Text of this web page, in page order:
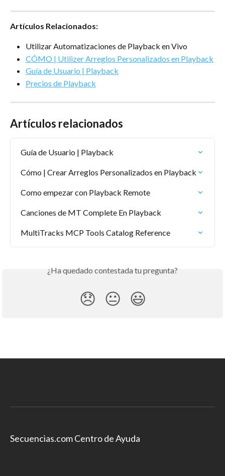
Artículos Relacionados:
Utilizar Automatizaciones de Playback en Vivo
CÓMO | Utilizer Arreglos Personalizados en Playback
Guía de Usuario | Playback
Precios de Playback
Artículos relacionados
Guía de Usuario | Playback
Cómo | Crear Arreglos Personalizados en Playback
Como empezar con Playback Remote
Canciones de MT Complete En Playback
MultiTracks MCP Tools Catalog Reference
¿Ha quedado contestada tu pregunta?
😞 😐 😃
Secuencias.com Centro de Ayuda